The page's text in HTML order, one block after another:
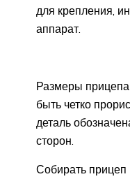
для крепления,
аппарат.
Размеры
быть четко
деталь
сторон.
Собирать прицеп